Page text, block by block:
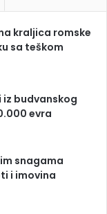
kraljica romske
sa teškom
budvanskog
evra
snagama
i imovina